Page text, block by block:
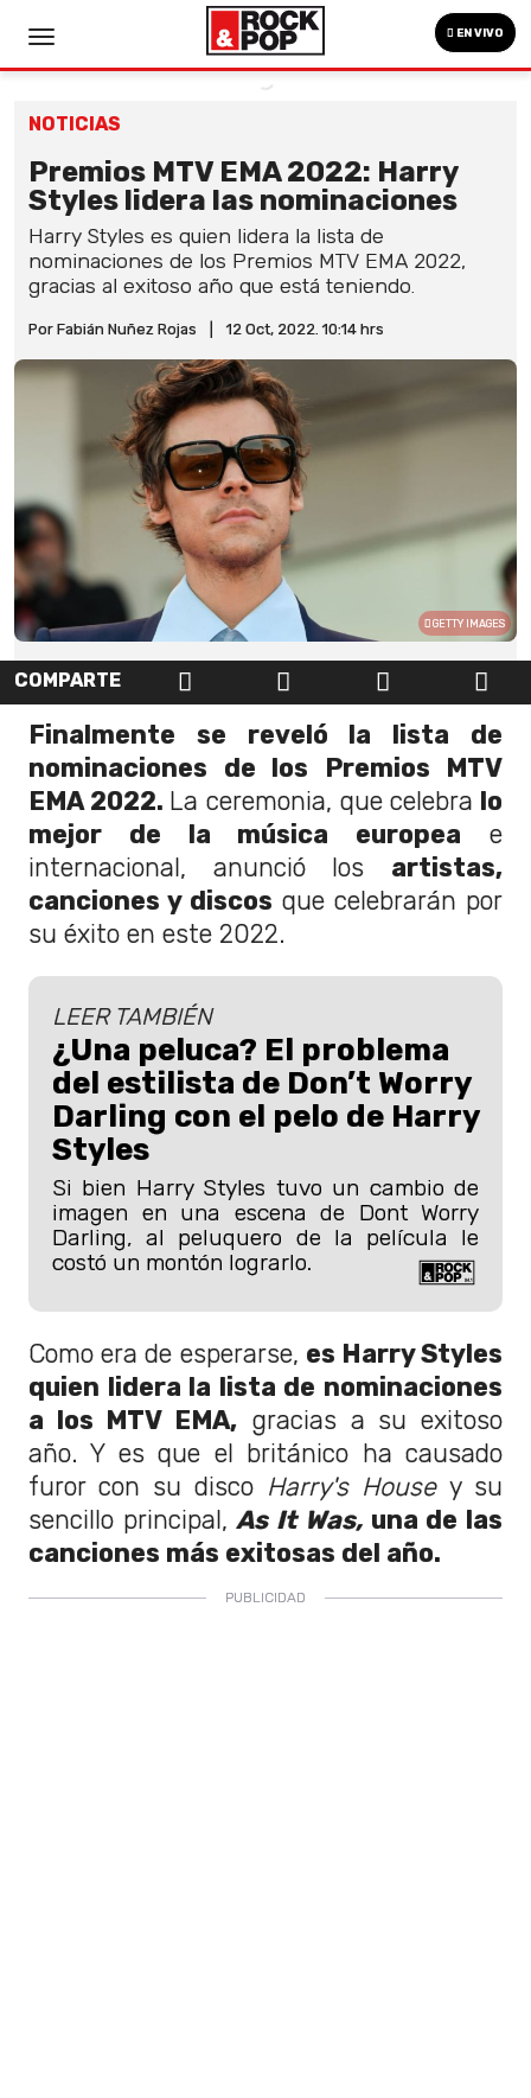
EN VIVO
NOTICIAS
Premios MTV EMA 2022: Harry
Styles lidera las nominaciones
Harry Styles es quien lidera la lista de
nominaciones de los Premios MTV EMA 2022,
gracias al exitoso año que está teniendo.
Por Fabián Nuñez Rojas 12 Oct, 2022. 10:14 hrs
GETTY IMAGES
COMPARTE
Finalmente se reveló la lista de
nominaciones de los Premios MTV
EMA 2022. La ceremonia, que celebra lo
mejor de la música europea e
internacional, anunció los artistas,
canciones y discos que celebrarán por
su éxito en este 2022.
LEER TAMBIÉN
¿Una peluca? El problema
del estilista de Don’t Worry
Darling con el pelo de Harry
Styles
Si bien Harry Styles tuvo un cambio de
imagen en una escena de Dont Worry
Darling, al peluquero de la película le
costó un montón lograrlo.
Como era de esperarse, es Harry Styles
quien lidera la lista de nominaciones
a los MTV EMA, gracias a su exitoso
año. Y es que el británico ha causado
furor con su disco Harry's House y su
sencillo principal,As It Was, una de las
canciones más exitosas del año.